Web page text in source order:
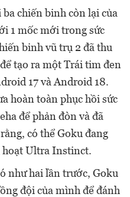
chiến binh còn lại của
1 mốc mới trong sức
binh vũ trụ 2 đã thu
tạo ra một Trái tim đen
17 và Android 18.
hoàn toàn phục hồi sức
để phản đòn và đã
có thể Goku đang
hoạt Ultra Instinct.
như hai lần trước, Goku
đội của mình để đánh